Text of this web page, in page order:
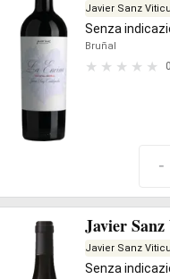
Javier Sanz
Senza
Bruñal
-
Javier
Javier Sanz
Senza